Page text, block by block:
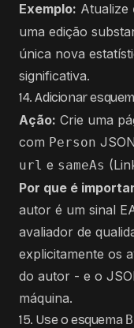
Exemplo: Atualize
uma edição
única nova
significativa.
14. Adicionar
Ação: Crie uma
com Person
url e sameAs
Por que é
autor é um sinal
avaliador de
explicitamente os
do autor - e o
máquina.
15. Use o esquema